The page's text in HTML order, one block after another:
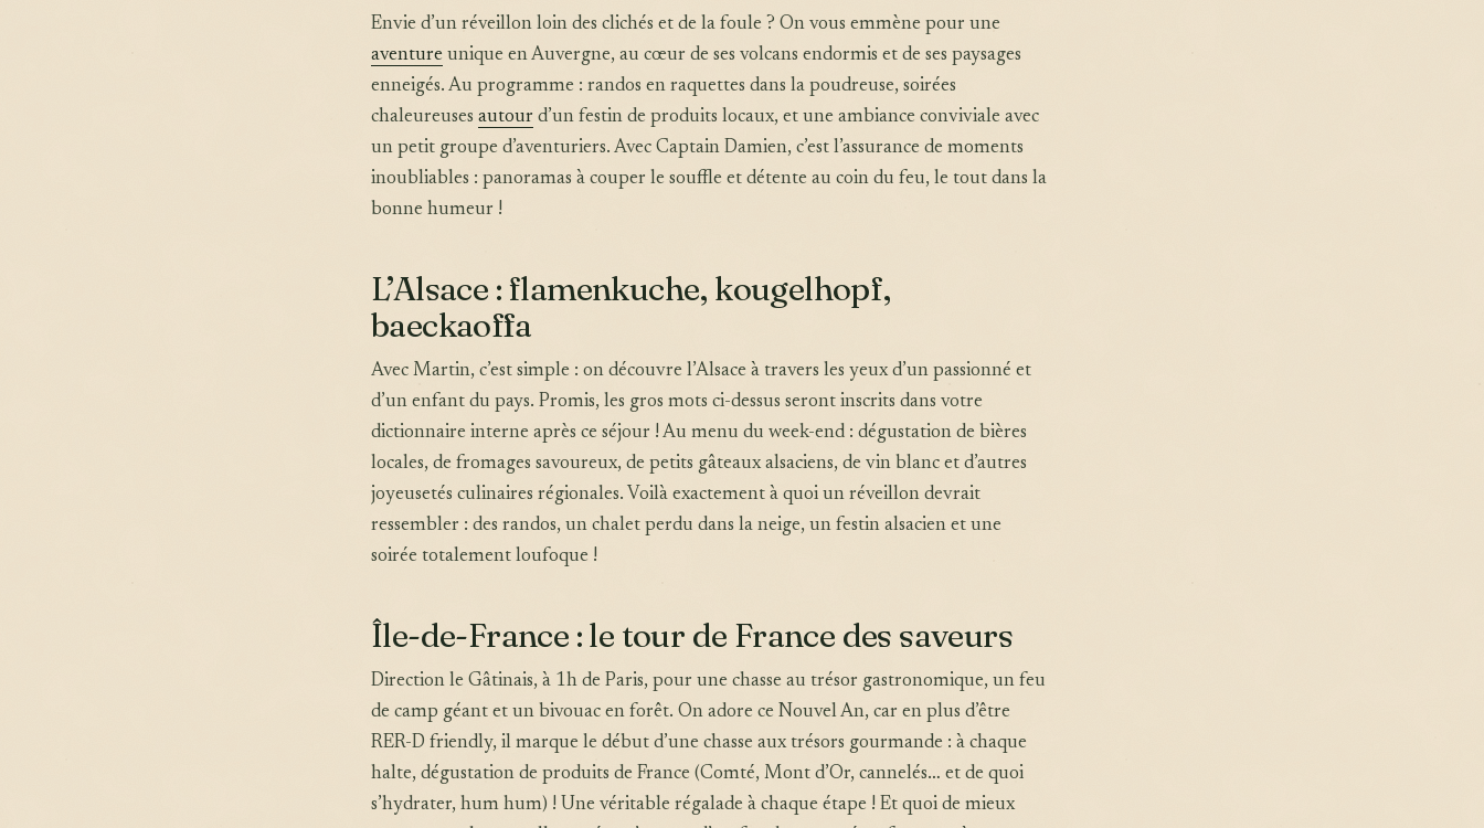
Envie d’un réveillon loin des clichés et de la foule ? On vous emmène pour une
aventure unique en Auvergne, au cœur de ses volcans endormis et de ses paysages
enneigés. Au programme : randos en raquettes dans la poudreuse, soirées
chaleureuses autour d’un festin de produits locaux, et une ambiance conviviale avec
un petit groupe d’aventuriers. Avec Captain Damien, c’est l’assurance de moments
inoubliables : panoramas à couper le souffle et détente au coin du feu, le tout dans la
bonne humeur !
L’Alsace : flamenkuche, kougelhopf,
baeckaoffa
Avec Martin, c’est simple : on découvre l’Alsace à travers les yeux d’un passionné et
d’un enfant du pays. Promis, les gros mots ci-dessus seront inscrits dans votre
dictionnaire interne après ce séjour ! Au menu du week-end : dégustation de bières
locales, de fromages savoureux, de petits gâteaux alsaciens, de vin blanc et d’autres
joyeusetés culinaires régionales. Voilà exactement à quoi un réveillon devrait
ressembler : des randos, un chalet perdu dans la neige, un festin alsacien et une
soirée totalement loufoque !
Île-de-France : le tour de France des saveurs
Direction le Gâtinais, à 1h de Paris, pour une chasse au trésor gastronomique, un feu
de camp géant et un bivouac en forêt. On adore ce Nouvel An, car en plus d’être
RER-D friendly, il marque le début d’une chasse aux trésors gourmande : à chaque
halte, dégustation de produits de France (Comté, Mont d’Or, cannelés… et de quoi
s’hydrater, hum hum) ! Une véritable régalade à chaque étape ! Et quoi de mieux